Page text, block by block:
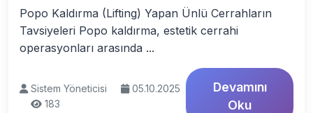
Popo Kaldırma (Lifting) Yapan Ünlü Cerrahların
Tavsiyeleri Popo kaldırma, estetik cerrahi
operasyonları arasında ...
Sistem Yöneticisi
05.10.2025
183
Devamını
Oku